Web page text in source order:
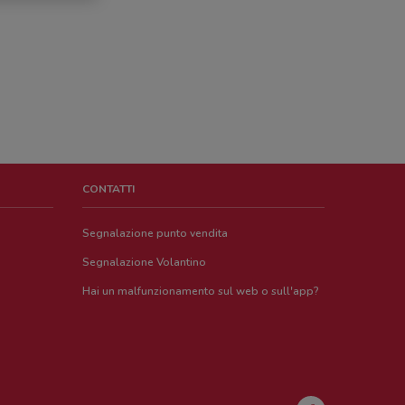
CONTATTI
Segnalazione punto vendita
Segnalazione Volantino
Hai un malfunzionamento sul web o sull'app?